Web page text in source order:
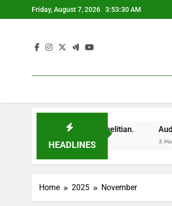
to
Friday, August 7, 2026 3:53:30 AM
HEADLINES
Dengan Sinergi Penelitian. Audit Mutu
3 Months Ago
Home 2025 November